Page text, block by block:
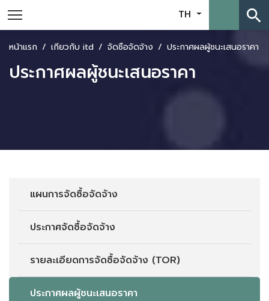
TH search
หน้าแรก เกี่ยวกับ itd จัดซื้อจัดจ้าง ประกาศผลผู้ชนะเสนอราคา
ประกาศผลผู้ชนะเสนอราคา
แผนการจัดซื้อจัดจ้าง
ประกาศจัดซื้อจัดจ้าง
รายละเอียดการจัดซื้อจัดจ้าง (TOR)
ประกาศผลผู้ชนะเสนอราคา